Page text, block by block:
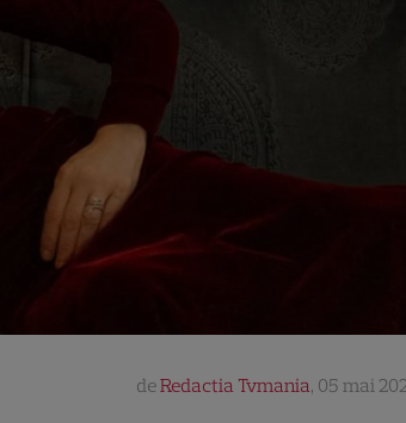
deRedactia Tvmania, 05 mai